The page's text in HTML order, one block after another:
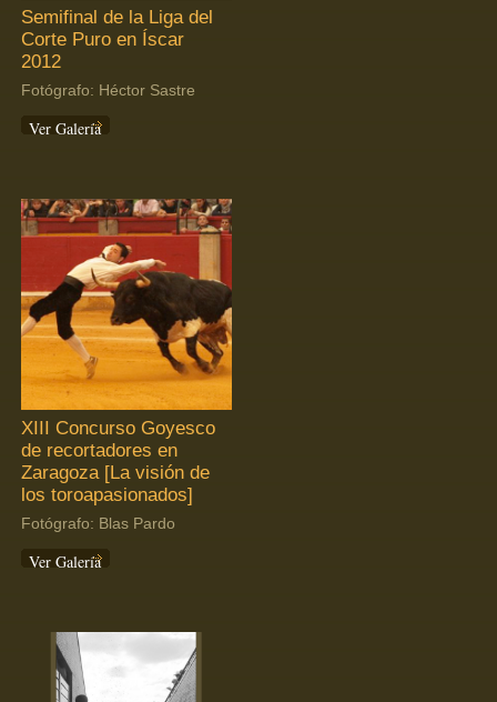
Semifinal de la Liga del
Corte Puro en Íscar
2012
Fotógrafo: Héctor Sastre
Ver Galería
XIII Concurso Goyesco
de recortadores en
Zaragoza [La visión de
los toroapasionados]
Fotógrafo: Blas Pardo
Ver Galería